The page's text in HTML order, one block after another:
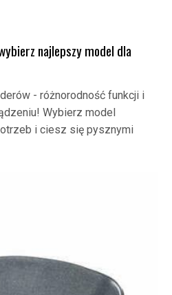
najlepszy model dla
- różnorodność funkcji i
Wybierz model
i ciesz się pysznymi